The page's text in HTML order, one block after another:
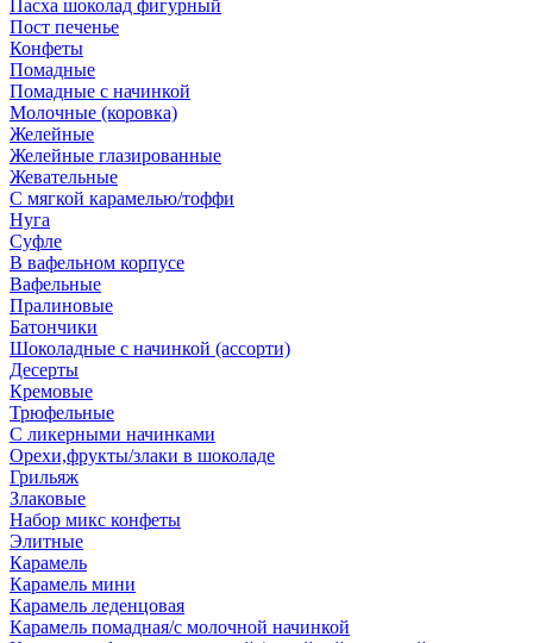
Пасха шоколад фигурный
Пост печенье
Конфеты
Помадные
Помадные с начинкой
Молочные (коровка)
Желейные
Желейные глазированные
Жевательные
С мягкой карамелью/тоффи
Нуга
Суфле
В вафельном корпусе
Вафельные
Пралиновые
Батончики
Шоколадные с начинкой (ассорти)
Десерты
Кремовые
Трюфельные
С ликерными начинками
Орехи,фрукты/злаки в шоколаде
Грильяж
Злаковые
Набор микс конфеты
Элитные
Карамель
Карамель мини
Карамель леденцовая
Карамель помадная/с молочной начинкой